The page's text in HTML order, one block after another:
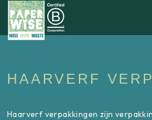
HAARVERF
Haarverf verpakkingen zijn